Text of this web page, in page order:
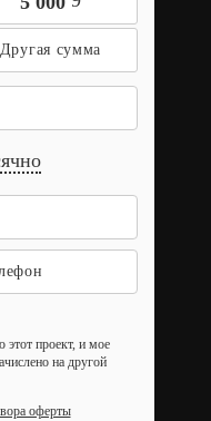
проект, и мое
на другой
оферты